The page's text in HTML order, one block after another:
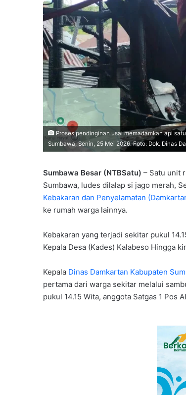
Proses pendinginan usai memadamkan api
Sumbawa, Senin, 25 Mei 2026. Foto: Dok. Dinas
Sumbawa Besar (NTBSatu) – Satu unit
Sumbawa, ludes dilalap si jago merah,
Kebakaran dan Penyelamatan
ke rumah warga lainnya.
Kebakaran yang terjadi sekitar pukul
Kepala Desa (Kades) Kalabeso Hingga
Kepala Dinas Damkartan Kabupaten
pertama dari warga sekitar melalui
pukul 14.15 Wita, anggota Satgas 1 Pos